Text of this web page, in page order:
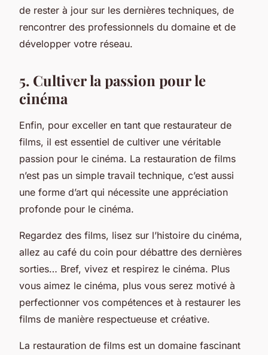
de rester à jour sur les dernières techniques, de
rencontrer des professionnels du domaine et de
développer votre réseau.
5. Cultiver la passion pour le
cinéma
Enfin, pour exceller en tant que restaurateur de
films, il est essentiel de cultiver une véritable
passion pour le cinéma. La restauration de films
n’est pas un simple travail technique, c’est aussi
une forme d’art qui nécessite une appréciation
profonde pour le cinéma.
Regardez des films, lisez sur l’histoire du cinéma,
allez au café du coin pour débattre des dernières
sorties… Bref, vivez et respirez le cinéma. Plus
vous aimez le cinéma, plus vous serez motivé à
perfectionner vos compétences et à restaurer les
films de manière respectueuse et créative.
La restauration de films est un domaine fascinant